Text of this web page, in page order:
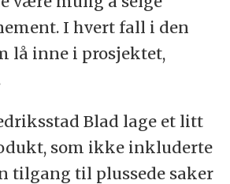
I hvert fall i den
lå inne i prosjektet,
Blad lage et litt
som ikke inkluderte
tilgang til plussede saker